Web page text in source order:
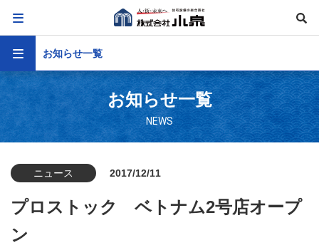
お知らせ一覧
NEWS
お知らせ一覧
ニュース 2017/12/11
プロストック ベトナム2号店オープ
ン